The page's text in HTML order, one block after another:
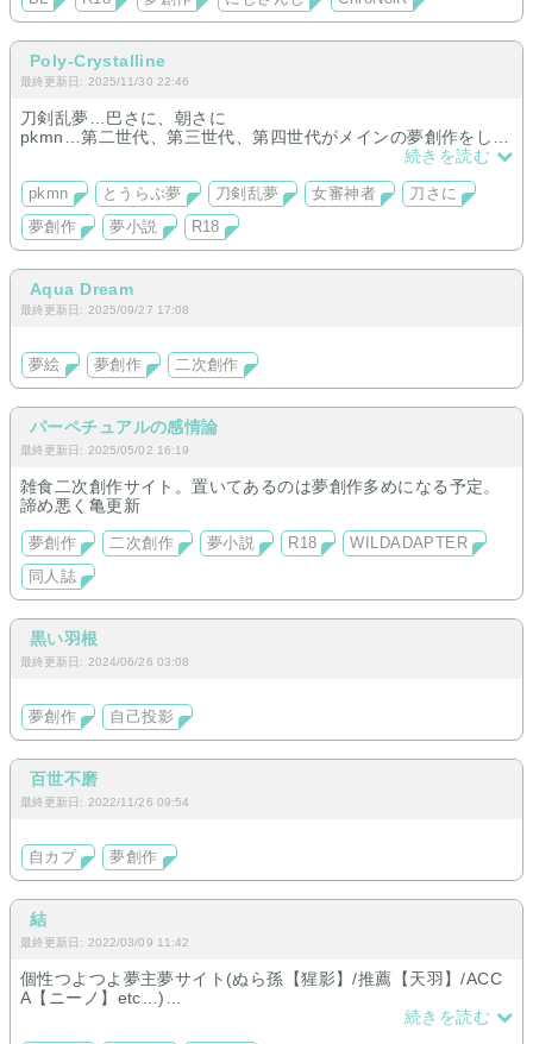
Poly-Crystalline
最終更新日: 2025/11/30 22:46
刀剣乱夢…巴さに、朝さに
pkmn…第二世代、第三世代、第四世代がメインの夢創作をして
りません）
お相手：
Gen 2 👻/🎭
Gen 3 🏄‍♂
Gen 4 🪨👓/🌊🎩/⚡/🐝/📕
続きを読む
pkmn とうらぶ夢 刀剣乱夢 女審神者
刀さに
夢創作
夢小説 R18
Aqua Dream
最終更新日: 2025/09/27 17:08
夢絵 夢創作 二次創作
パーペチュアルの感情論
最終更新日: 2025/05/02 16:19
雑食二次創作サイト。置いてあるのは夢創作多めになる予定。
諦め悪く亀更新
夢創作 二次創作 夢小説 R18
WILDADAPTER
同人誌
黒い羽根
最終更新日: 2024/06/26 03:08
夢創作 自己投影
百世不磨
最終更新日: 2022/11/26 09:54
自カプ 夢創作
結
最終更新日: 2022/03/09 11:42
個性つよつよ夢主夢サイト(ぬら孫【猩影】/推薦【天羽】/ACC
A【ニーノ】etc…)
続きを読む